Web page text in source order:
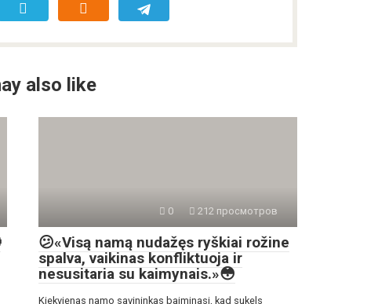
also like
0 212 просмотров
😕«Visą namą nudažęs ryškiai rožine
spalva, vaikinas konfliktuoja ir
nesusitaria su kaimynais.»😳
Kiekvienas namo savininkas baiminasi, kad sukels